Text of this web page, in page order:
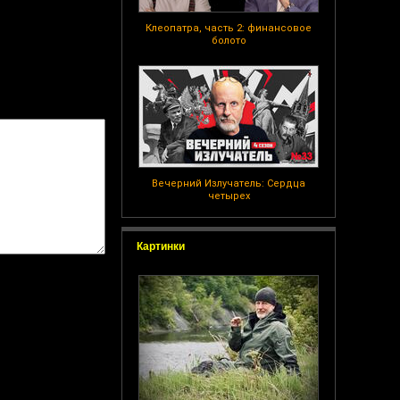
Клеопатра, часть 2: финансовое
болото
Вечерний Излучатель: Сердца
четырех
Картинки